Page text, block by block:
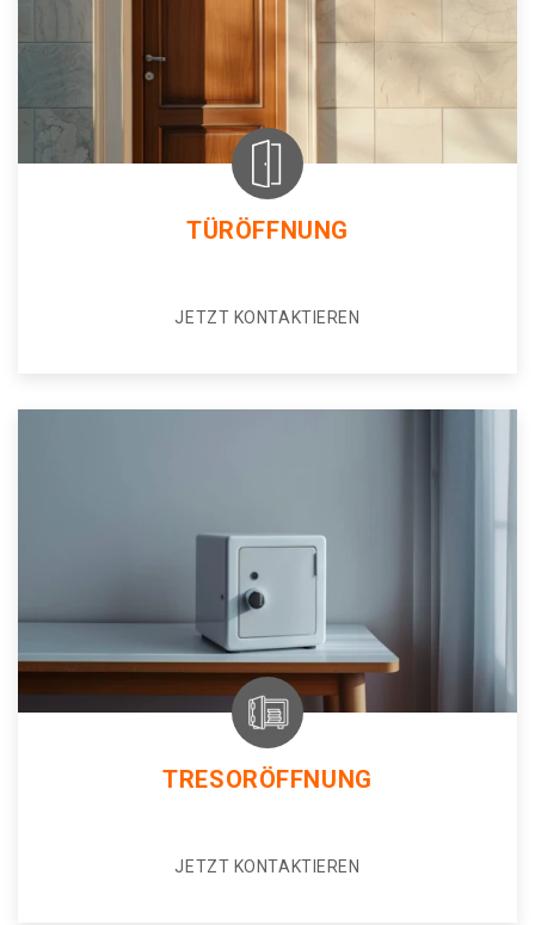
TÜRÖFFNUNG
JETZT KONTAKTIEREN
TRESORÖFFNUNG
JETZT KONTAKTIEREN